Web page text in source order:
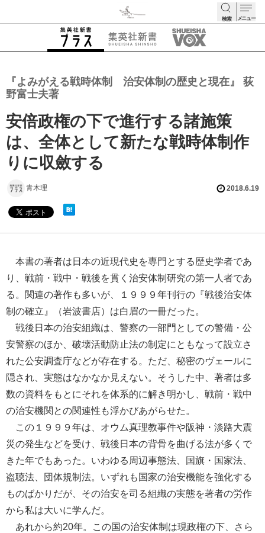
検索 メニュー
『よみがえる戦時体制 治安体制の歴史と現在』 荻
野富士夫著
安倍政権の下で進行する諸施策
は、全体として新たな戦時体制作
りに収斂する
青木理 2018.6.19
本書の著者は日本の近現代史を専門とする歴史学者であ
り、戦前・戦中・戦後を貫く治安体制研究の第一人者であ
る。関連の著作も多いが、１９９９年刊行の『戦後治安体
制の確立』（岩波書店）は白眉の一冊だった。
戦後日本の治安組織は、警察の一部門としての警備・公
安警察のほか、破壊活動防止法の制定にともなって設立さ
れた公安調査庁などが存在する。ただ、秘密のヴェールに
隠され、実態はなかなか見えない。そうした中、著者は多
数の資料をもとにそれを体系的に解き明かし、戦前・戦中
の治安機関との関連性も浮かびあがらせた。
この１９９９年は、オウム真理教事件や阪神・淡路大震
災の発生などを受け、戦後日本の背骨を曲げる法が多くで
きた年でもあった。いわゆる周辺事態法、国旗・国家法、
盗聴法、団体規制法。いずれも国家の治安機能を強化する
ものばかりだが、その治安を司る組織の実態を著者の労作
から私は大いに学んだ。
あれから約20年。この国の治安体制は現政権の下、さら